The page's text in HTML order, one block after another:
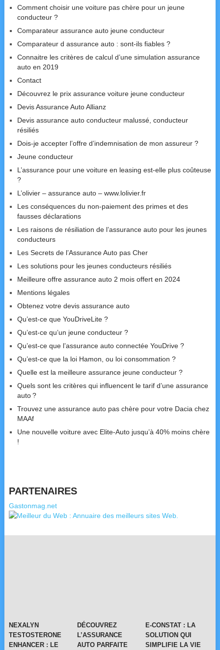
Comment choisir une voiture pas chère pour un jeune
conducteur ?
Comparateur assurance auto jeune conducteur
Comparateur d assurance auto : sont-ils fiables ?
Connaitre les critères de calcul d’une simulation assurance
auto en 2019
Contact
Découvrez le prix assurance voiture jeune conducteur
Devis Assurance Auto Allianz
Devis assurance auto conducteur malussé, conducteur
résiliés
Dois-je accepter l’offre d’indemnisation de mon assureur ?
Jeune conducteur
L’assurance pour une voiture en leasing est-elle plus coûteuse
?
L’olivier – assurance auto – www.lolivier.fr
Les conséquences du non-paiement des primes et des
fausses déclarations
Les raisons de résiliation de l’assurance auto pour les jeunes
conducteurs
Les Secrets de l’Assurance Auto pas Cher
Les solutions pour les jeunes conducteurs résiliés
Meilleure offre assurance auto 2 mois offert en 2024
Mentions légales
Obtenez votre devis assurance auto
Qu’est-ce que YouDriveLite ?
Qu’est-ce qu’un jeune conducteur ?
Qu’est-ce que l’assurance auto connectée YouDrive ?
Qu’est-ce que la loi Hamon, ou loi consommation ?
Quelle est la meilleure assurance jeune conducteur ?
Quels sont les critères qui influencent le tarif d’une assurance
auto ?
Trouvez une assurance auto pas chère pour votre Dacia chez
MAAf
Une nouvelle voiture avec Elite-Auto jusqu’à 40% moins chère
!
PARTENAIRES
Gastonmag.net
NEXALYN
TESTOSTERONE
ENHANCER : LE
DÉCOUVREZ
L’ASSURANCE
AUTO PARFAITE
E-CONSTAT : LA
SOLUTION QUI
SIMPLIFIE LA VIE